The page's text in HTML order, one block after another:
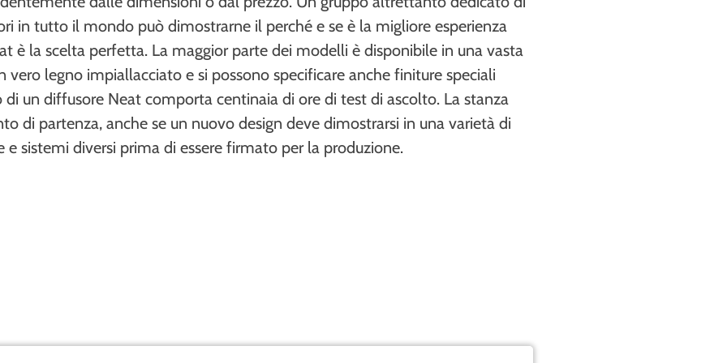
in tutto il mondo può dimostrarne il perché e se è la migliore esperienza
è la scelta perfetta. La maggior parte dei modelli è disponibile in una vasta
legno impiallacciato e si possono specificare anche finiture speciali
un diffusore Neat comporta centinaia di ore di test di ascolto. La stanza
di partenza, anche se un nuovo design deve dimostrarsi in una varietà di
e sistemi diversi prima di essere firmato per la produzione.